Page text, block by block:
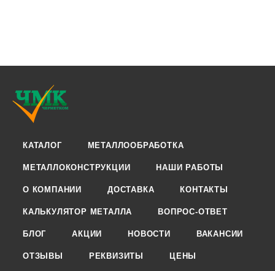
КАТАЛОГ МЕТАЛЛООБРАБОТКА
МЕТАЛЛОКОНСТРУКЦИИ НАШИ РАБОТЫ
О КОМПАНИИ ДОСТАВКА КОНТАКТЫ
КАЛЬКУЛЯТОР МЕТАЛЛА ВОПРОС-ОТВЕТ
БЛОГ АКЦИИ НОВОСТИ ВАКАНСИИ
ОТЗЫВЫ РЕКВИЗИТЫ ЦЕНЫ